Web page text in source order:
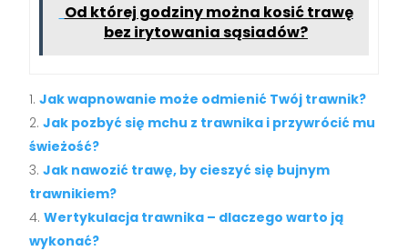
Od której godziny można kosić trawę
bez irytowania sąsiadów?
Jak wapnowanie może odmienić Twój trawnik?
Jak pozbyć się mchu z trawnika i przywrócić mu
świeżość?
Jak nawozić trawę, by cieszyć się bujnym
trawnikiem?
Wertykulacja trawnika – dlaczego warto ją
wykonać?